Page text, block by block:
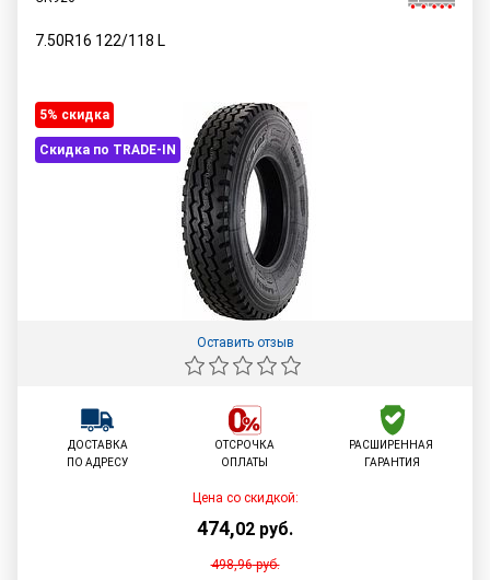
7.50R16 122/118 L
5% cкидка
Скидка по TRADE-IN
Оставить отзыв
ДОСТАВКА
ПО АДРЕСУ
ОТСРОЧКА
ОПЛАТЫ
РАСШИРЕННАЯ
ГАРАНТИЯ
Цена со скидкой:
474,02 руб.
498,96руб.